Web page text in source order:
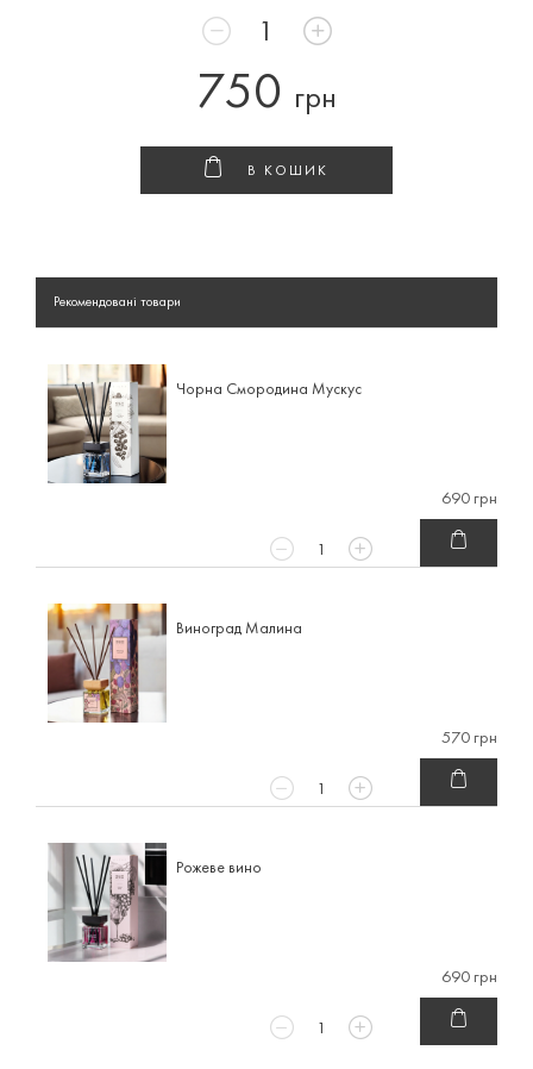
750 грн
В КОШИК
Рекомендовані товари
Чорна Смородина Мускус
690 грн
Виноград Малина
570 грн
Рожеве вино
690 грн